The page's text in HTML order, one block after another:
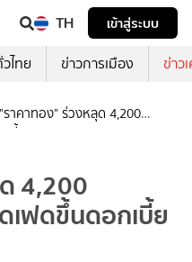
TH
เข้าสู่ระบบ
ไทย ข่าวการเมือง ข่าว
"ราคาทอง" ร่วงหลุด 4,200
.นี้
4,200
ฟดขึ้นดอกเบี้ย